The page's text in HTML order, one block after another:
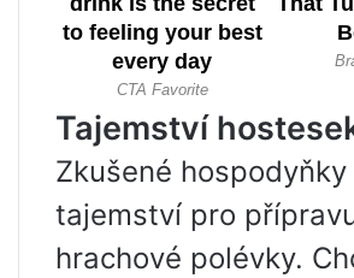
Tajemství
Zkušené
tajemství pro
hrachové polévky.